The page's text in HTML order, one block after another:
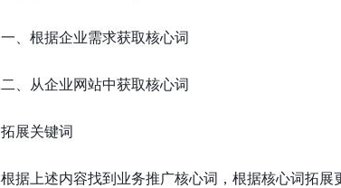
一、根据企业需求获取核心词
二、从企业网站中获取核心词
拓展关键词
根据上述内容找到业务推广核心词，根据核心词拓展